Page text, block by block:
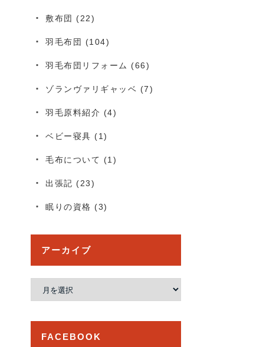
敷布団 (22)
羽毛布団 (104)
羽毛布団リフォーム (66)
ゾランヴァリギャッベ (7)
羽毛原料紹介 (4)
ベビー寝具 (1)
毛布について (1)
出張記 (23)
眠りの資格 (3)
アーカイブ
ー
FACEBOOK